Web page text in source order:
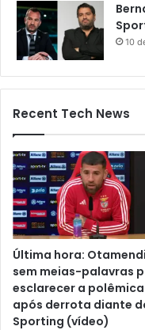
10
Recent Tech News
Última hora: Otamendi
sem meias-palavras
esclarecer a polêmica
após derrota diante
Sporting (vídeo)